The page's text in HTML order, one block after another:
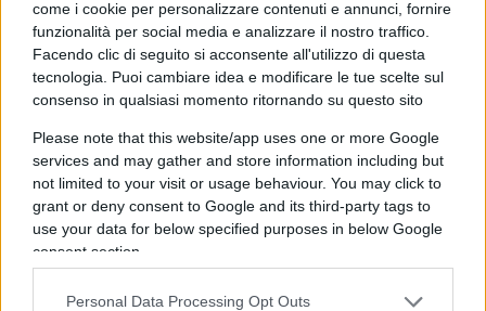
come i cookie per personalizzare contenuti e annunci, fornire
funzionalità per social media e analizzare il nostro traffico.
Facendo clic di seguito si acconsente all'utilizzo di questa
tecnologia. Puoi cambiare idea e modificare le tue scelte sul
consenso in qualsiasi momento ritornando su questo sito
Please note that this website/app uses one or more Google
services and may gather and store information including but
not limited to your visit or usage behaviour. You may click to
grant or deny consent to Google and its third-party tags to
use your data for below specified purposes in below Google
consent section.
Personal Data Processing Opt Outs
Ebbene si. Potrebbe essere proprio questo il
nuovo obiettivo di Matteo Renzi:
mettere le mani
su Forza Italiacon l’intento di ricostruire un
soggetto politico in grado di accogliere l’elettorato
moderato, riformista, liberale e cattolico. Un
progetto senza dubbio ambizioso, che potrebbe
magari incontrare il favore del Cavaliere.
Ambizioso e necessario. Tanto per Renzi, che